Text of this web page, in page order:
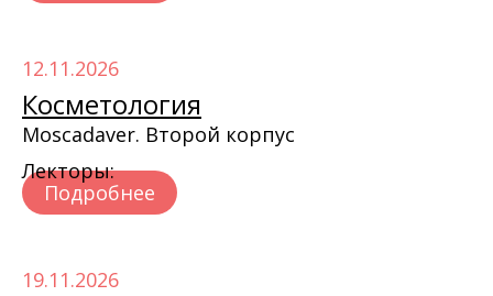
12.11.2026
Косметология
Moscadaver. Второй корпус
Лекторы:
Подробнее
19.11.2026